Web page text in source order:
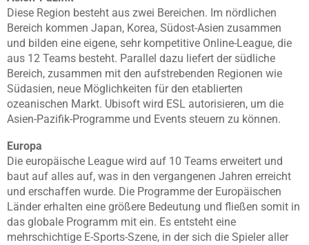
Diese Region besteht aus zwei Bereichen. Im nördlichen
Bereich kommen Japan, Korea, Südost-Asien zusammen
und bilden eine eigene, sehr kompetitive Online-League, die
aus 12 Teams besteht. Parallel dazu liefert der südliche
Bereich, zusammen mit den aufstrebenden Regionen wie
Südasien, neue Möglichkeiten für den etablierten
ozeanischen Markt. Ubisoft wird ESL autorisieren, um die
Asien-Pazifik-Programme und Events steuern zu können.
Europa
Die europäische League wird auf 10 Teams erweitert und
baut auf alles auf, was in den vergangenen Jahren erreicht
und erschaffen wurde. Die Programme der Europäischen
Länder erhalten eine größere Bedeutung und fließen somit in
das globale Programm mit ein. Es entsteht eine
mehrschichtige E-Sports-Szene, in der sich die Spieler aller